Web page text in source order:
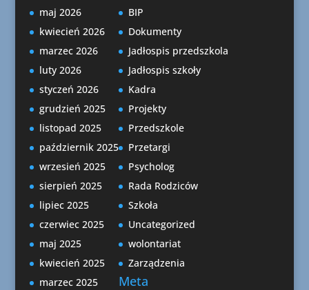
maj 2026
kwiecień 2026
marzec 2026
luty 2026
styczeń 2026
grudzień 2025
listopad 2025
październik 2025
wrzesień 2025
sierpień 2025
lipiec 2025
czerwiec 2025
maj 2025
kwiecień 2025
marzec 2025
BIP
Dokumenty
Jadłospis przedszkola
Jadłospis szkoły
Kadra
Projekty
Przedszkole
Przetargi
Psycholog
Rada Rodziców
Szkoła
Uncategorized
wolontariat
Zarządzenia
Meta